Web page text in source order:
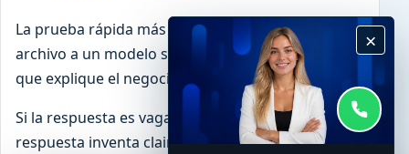
La prueba rápida más útil es sencilla: dale el
archivo a un modelo sin otro contexto y pídele
que explique el negocio.
Si la respuesta es vaga, el archivo es vago. Si la
respuesta inventa claims que el sitio no prueba, el
×